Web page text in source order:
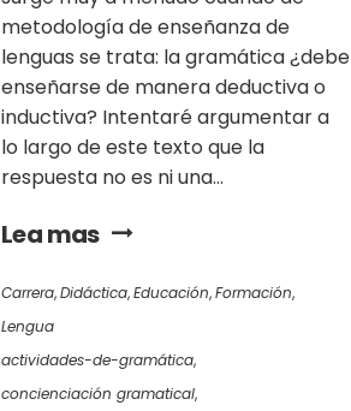
metodología de enseñanza de
lenguas se trata: la gramática ¿debe
enseñarse de manera deductiva o
inductiva? Intentaré argumentar a
lo largo de este texto que la
respuesta no es ni una...
Lea mas
Carrera,Didáctica,Educación,Formación,
Lengua
actividades-de-gramática,
concienciación gramatical,